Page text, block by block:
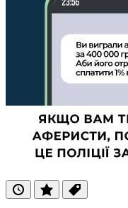
ОстанніПопулярні
Теги